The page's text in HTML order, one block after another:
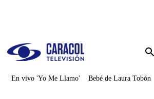
En vivo 'Yo Me Llamo' Bebé de Laura Tobón